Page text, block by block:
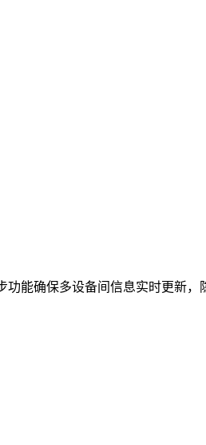
能确保多设备间信息实时更新